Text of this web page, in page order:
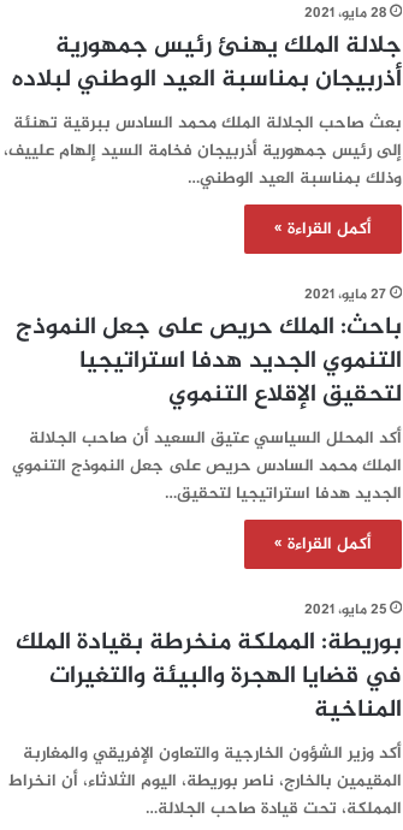
28 مايو، 2021
جلالة الملك يهنئ رئيس جمهورية
أذربيجان بمناسبة العيد الوطني لبلاده
بعث صاحب الجلالة الملك محمد السادس ببرقية تهنئة
إلى رئيس جمهورية أذربيجان فخامة السيد إلهام علييف،
وذلك بمناسبة العيد الوطني…
أكمل القراءة »
27 مايو، 2021
باحث: الملك حريص على جعل النموذج
التنموي الجديد هدفا استراتيجيا
لتحقيق الإقلاع التنموي
أكد المحلل السياسي عتيق السعيد أن صاحب الجلالة
الملك محمد السادس حريص على جعل النموذج التنموي
الجديد هدفا استراتيجيا لتحقيق…
أكمل القراءة »
25 مايو، 2021
بوريطة: المملكة منخرطة بقيادة الملك
في قضايا الهجرة والبيئة والتغيرات
المناخية
أكد وزير الشؤون الخارجية والتعاون الإفريقي والمغاربة
المقيمين بالخارج، ناصر بوريطة، اليوم الثلاثاء، أن انخراط
المملكة، تحت قيادة صاحب الجلالة…